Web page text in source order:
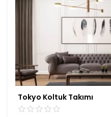
Tokyo Koltuk Takımı